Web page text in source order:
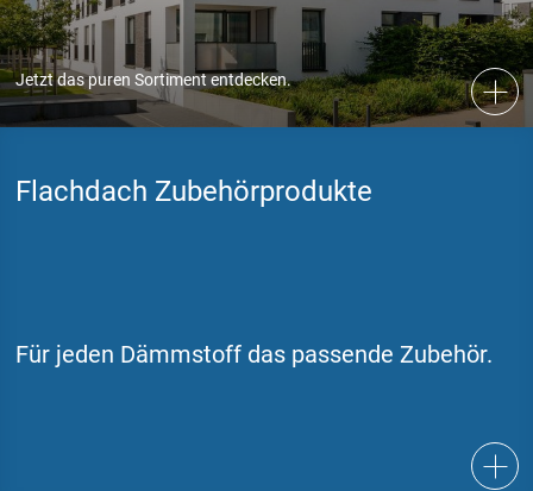
Jetzt das puren Sortiment entdecken.
Flachdach Zubehörprodukte
Für jeden Dämmstoff das passende Zubehör.